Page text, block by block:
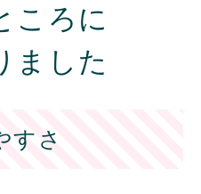
ころに
ました
すさ